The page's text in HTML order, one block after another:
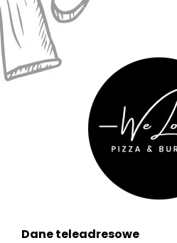
Dane teleadresowe